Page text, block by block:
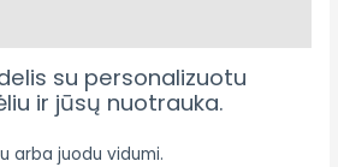
su personalizuotu
ir jūsų nuotrauka.
arba juodu vidumi.